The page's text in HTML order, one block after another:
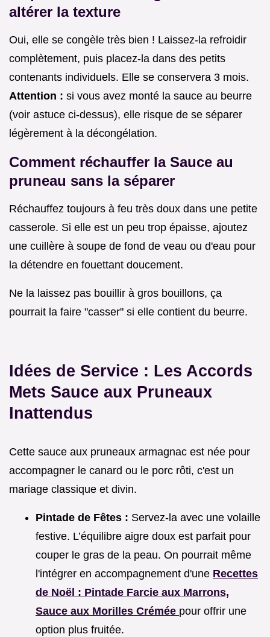
altérer la texture
Oui, elle se congèle très bien ! Laissez-la refroidir
complètement, puis placez-la dans des petits
contenants individuels. Elle se conservera 3 mois.
Attention : si vous avez monté la sauce au beurre
(voir astuce ci-dessus), elle risque de se séparer
légèrement à la décongélation.
Comment réchauffer la Sauce au
pruneau sans la séparer
Réchauffez toujours à feu très doux dans une petite
casserole. Si elle est un peu trop épaisse, ajoutez
une cuillère à soupe de fond de veau ou d'eau pour
la détendre en fouettant doucement.
Ne la laissez pas bouillir à gros bouillons, ça
pourrait la faire "casser" si elle contient du beurre.
Idées de Service : Les Accords
Mets Sauce aux Pruneaux
Inattendus
Cette sauce aux pruneaux armagnac est née pour
accompagner le canard ou le porc rôti, c'est un
mariage classique et divin.
Pintade de Fêtes : Servez-la avec une volaille
festive. L’équilibre aigre doux est parfait pour
couper le gras de la peau. On pourrait même
l'intégrer en accompagnement d'une Recettes
de Noël : Pintade Farcie aux Marrons,
Sauce aux Morilles Crémée pour offrir une
option plus fruitée.